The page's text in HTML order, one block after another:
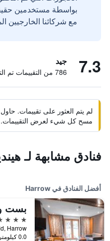
مع شركائنا الخارجيين
7.3 جيد
786 من التقييمات تم التحقق منها
لم يتم العثور على تقييمات.
مسح كل شيء لعرض التقييمات.
فنادق مشابهة لـ
أفضل الفنادق في Harrow
4 نجوم
0.0 كيلومتر عن وسط المدينة